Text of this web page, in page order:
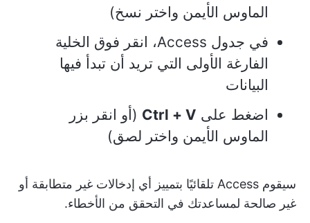
الماوس الأيمن واختر نسخ)
في جدول Access، انقر فوق الخلية
الفارغة الأولى التي تريد أن تبدأ فيها
البيانات
اضغط على Ctrl + V (أو انقر بزر
الماوس الأيمن واختر لصق)
سيقوم Access تلقائيًا بتمييز أي إدخالات غير متطابقة أو
غير صالحة لمساعدتك في التحقق من الأخطاء.